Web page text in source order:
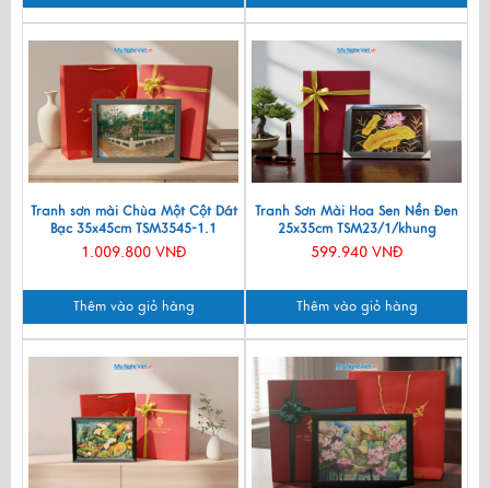
Tranh sơn mài Chùa Một Cột Dát
Bạc 35x45cm TSM3545-1.1
1.009.800 VNĐ
Thêm vào giỏ hàng
Tranh Sơn Mài Hoa Sen Nền Đen
25x35cm TSM23/1/khung
599.940 VNĐ
Thêm vào giỏ hàng